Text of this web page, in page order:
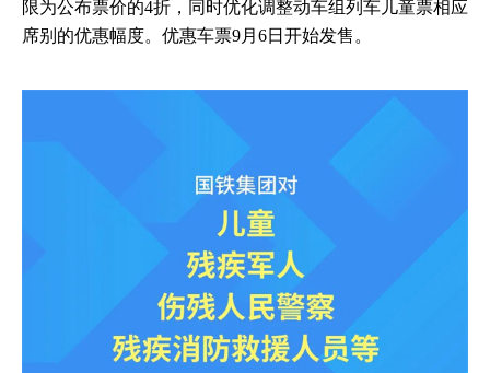
限为公布票价的4折，同时优化调整动车组列车儿童票相应
席别的优惠幅度。优惠车票9月6日开始发售。